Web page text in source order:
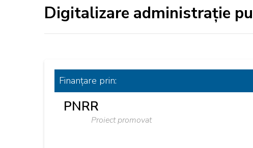
Digitalizare administrație
Finanțare prin:
PNRR
Proiect promovat